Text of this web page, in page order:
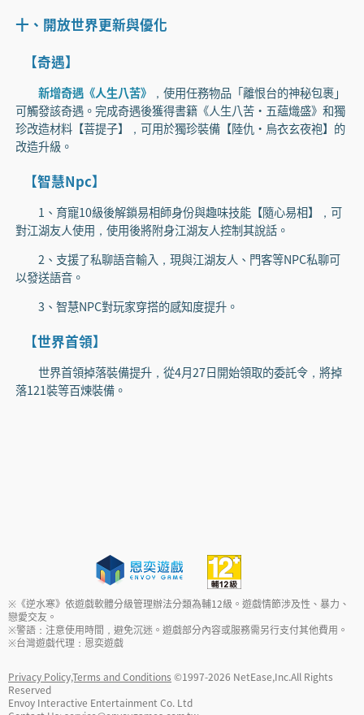
十、開放世界更新與優化
【奇遇】
新增奇遇《人生八苦》
，使用任務物品「離恨台的神秘包裹」
可觸發該奇遇。完成奇遇後獲得書籍《人生八苦·五蘊熾盛》和獨
珍改造材料【菩提子】，可用於獨珍裝備【陸仇·烏衣玄夜袍】的
改造升級。
【智慧Npc】
1、育寵10級後解鎖易相師身份與趣味技能【隨心易相】，可
對江湖友人使用，使用後將附身江湖友人控制其說話。
2、支援了私聊語音輸入，現與江湖友人、門客等NPC私聊可
以發送語音。
3、智慧NPC對玩家穿搭的感知度提升。
【世界首領】
世界首領掉落裝備提升，從4月27日開始領取的委託令，將掉
落121裝等百煉裝備。
※《逆水寒》依遊戲軟體分級管理辦法分類為輔12級。遊戲情節涉及性、暴力、
戀愛交友。
※警語：注意使用時間，避免沉迷。遊戲部分內容或服務需另行支付其他費用。
※台灣遊戲代理：恩奕遊戲
Privacy Policy,Terms and Conditions ©1997-2026 NetEase,Inc.All Rights
Reserved
Envoy Interactive Entertainment Co. Ltd